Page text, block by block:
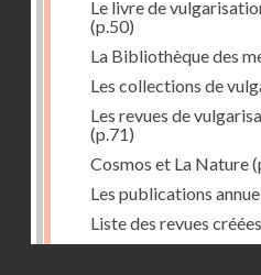
Le livre de
(p.50)
La Bibliothèque des
Les collections de
Les revues de
(p.71)
Cosmos et La Nature
Les publications
Liste des revues